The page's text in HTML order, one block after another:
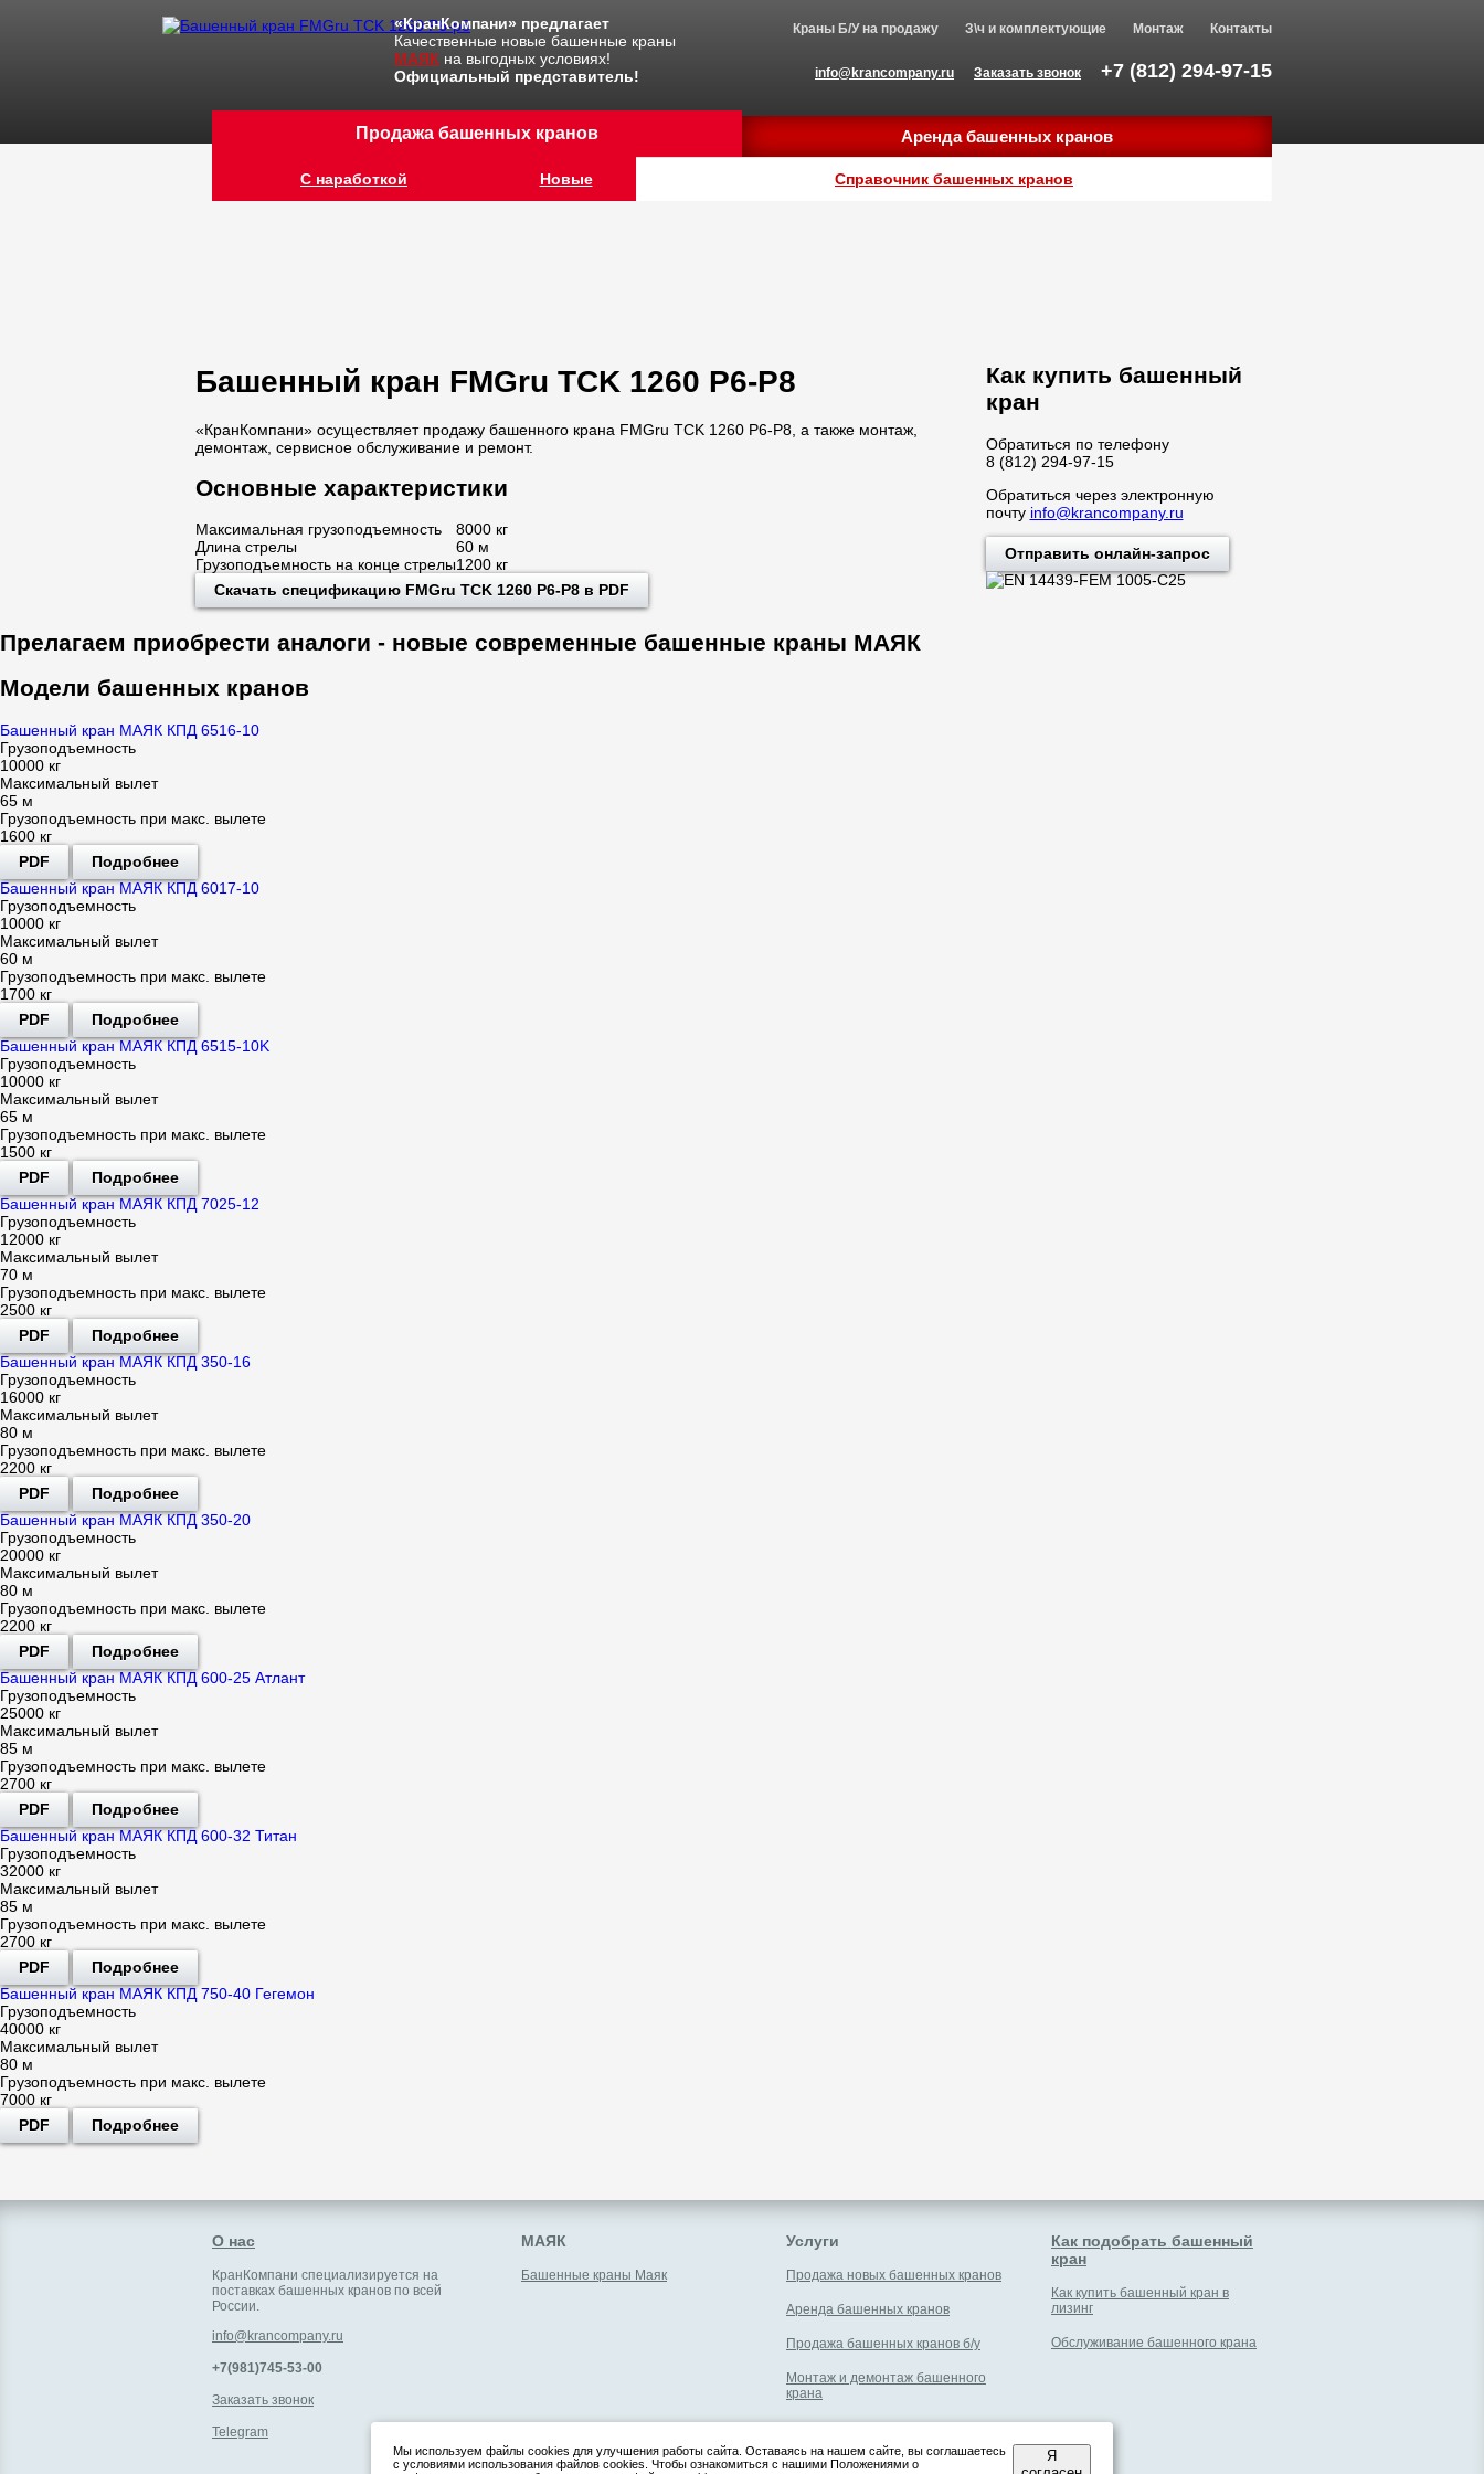
«КранКомпани» предлагает
Качественные новые башенные краны
МАЯК на выгодных условиях!
Официальный представитель!
Краны Б/У на продажу З\ч и комплектующие Монтаж Контакты
info@krancompany.ru Заказать звонок +7 (812) 294-97-15
Продажа башенных кранов Аренда башенных кранов
С наработкой Новые Справочник башенных кранов
Башенный кран FMGru TCK 1260 P6-P8
«КранКомпани» осуществляет продажу башенного крана FMGru TCK 1260 P6-P8, а также монтаж,
демонтаж, сервисное обслуживание и ремонт.
Основные характеристики
Максимальная грузоподъемность
8000 кг
Длина стрелы
60 м
Грузоподъемность на конце стрелы1200 кг
Скачать спецификацию FMGru TCK 1260 P6-P8 в PDF
Как купить башенный
кран
Обратиться по телефону
8 (812) 294-97-15
Обратиться через электронную
почту info@krancompany.ru
Отправить онлайн-запрос
Прелагаем приобрести аналоги - новые современные башенные краны МАЯК
Модели башенных кранов
Башенный кран МАЯК КПД 6516-10
Грузоподъемность
10000 кг
Максимальный вылет
65 м
Грузоподъемность при макс. вылете
1600 кг
PDF
Подробнее
Башенный кран МАЯК КПД 6017-10
Грузоподъемность
10000 кг
Максимальный вылет
60 м
Грузоподъемность при макс. вылете
1700 кг
PDF
Подробнее
Башенный кран МАЯК КПД 6515-10K
Грузоподъемность
10000 кг
Максимальный вылет
65 м
Грузоподъемность при макс. вылете
1500 кг
PDF
Подробнее
Башенный кран МАЯК КПД 7025-12
Грузоподъемность
12000 кг
Максимальный вылет
70 м
Грузоподъемность при макс. вылете
2500 кг
PDF
Подробнее
Башенный кран МАЯК КПД 350-16
Грузоподъемность
16000 кг
Максимальный вылет
80 м
Грузоподъемность при макс. вылете
2200 кг
PDF
Подробнее
Башенный кран МАЯК КПД 350-20
Грузоподъемность
20000 кг
Максимальный вылет
80 м
Грузоподъемность при макс. вылете
2200 кг
PDF
Подробнее
Башенный кран МАЯК КПД 600-25 Атлант
Грузоподъемность
25000 кг
Максимальный вылет
85 м
Грузоподъемность при макс. вылете
2700 кг
PDF
Подробнее
Башенный кран МАЯК КПД 600-32 Титан
Грузоподъемность
32000 кг
Максимальный вылет
85 м
Грузоподъемность при макс. вылете
2700 кг
PDF
Подробнее
Башенный кран МАЯК КПД 750-40 Гегемон
Грузоподъемность
40000 кг
Максимальный вылет
80 м
Грузоподъемность при макс. вылете
7000 кг
PDF
Подробнее
О нас
КранКомпани специализируется на
поставках башенных кранов по всей
России.
info@krancompany.ru
+7(981)745-53-00
Заказать звонок
Telegram
МАЯК
Башенные краны Маяк
Услуги
Продажа новых башенных кранов
Аренда башенных кранов
Продажа башенных кранов б/у
Монтаж и демонтаж башенного
крана
Запчасти для кранов
Политика в отношении обработки
Как подобрать башенный
кран
Как купить башенный кран в
лизинг
Обслуживание башенного крана
Мы используем файлы cookies для улучшения работы сайта. Оставаясь на нашем сайте, вы соглашаетесь
с условиями использования файлов cookies. Чтобы ознакомиться с нашими Положениями о
Я